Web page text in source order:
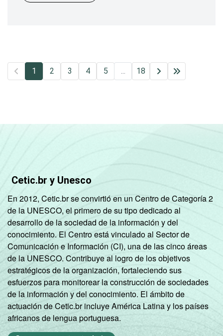
1 2 3 4 5 ... 18
Cetic.br y Unesco
En 2012, Cetic.br se convirtió en un Centro de Categoría 2
de la UNESCO, el primero de su tipo dedicado al
desarrollo de la sociedad de la información y del
conocimiento. El Centro está vinculado al Sector de
Comunicación e Información (CI), una de las cinco áreas
de la UNESCO. Contribuye al logro de los objetivos
estratégicos de la organización, fortaleciendo sus
esfuerzos para monitorear la construcción de sociedades
de la información y del conocimiento. El ámbito de
actuación de Cetic.br incluye América Latina y los países
africanos de lengua portuguesa.